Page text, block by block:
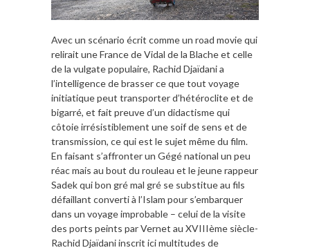
Avec un scénario écrit comme un road movie qui
relirait une France de Vidal de la Blache et celle
de la vulgate populaire, Rachid Djaïdani a
l’intelligence de brasser ce que tout voyage
initiatique peut transporter d’hétéroclite et de
bigarré, et fait preuve d’un didactisme qui
côtoie irrésistiblement une soif de sens et de
transmission, ce qui est le sujet même du film.
En faisant s’affronter un Gégé national un peu
réac mais au bout du rouleau et le jeune rappeur
Sadek qui bon gré mal gré se substitue au fils
défaillant converti à l’Islam pour s’embarquer
dans un voyage improbable – celui de la visite
des ports peints par Vernet au XVIIIème siècle-
Rachid Djaïdani inscrit ici multitudes de